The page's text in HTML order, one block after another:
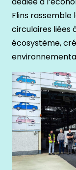
Flins rassemble
circulaires liées
écosystème,